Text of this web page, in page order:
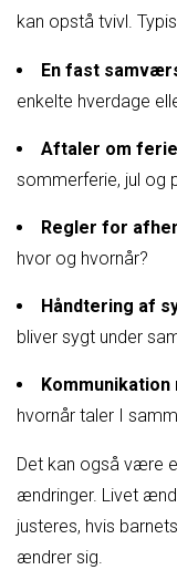
kan opstå tvivl.
En fast
enkelte hverdage
Aftaler om
sommerferie, jul og
Regler for
hvor og hvornår?
Håndtering af
bliver sygt under
hvornår taler I
Det kan også være
ændringer. Livet
justeres, hvis
ændrer sig.